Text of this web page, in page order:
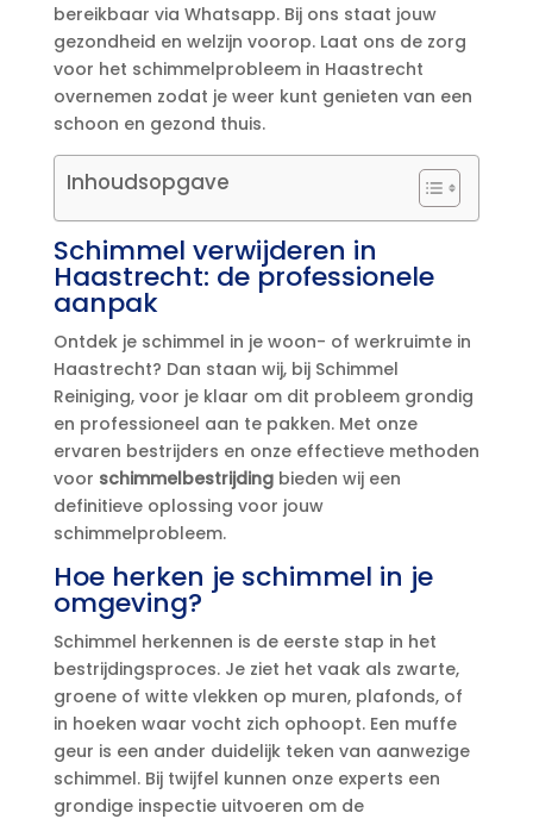
bereikbaar via Whatsapp.​ Bij ons staat jouw
gezondheid en welzijn voorop.​ Laat ons de zorg
voor het schimmelprobleem in Haastrecht
overnemen zodat je weer kunt genieten van een
schoon en gezond thuis.​
Inhoudsopgave
Schimmel verwijderen in
Haastrecht: de professionele
aanpak
Ontdek je schimmel in je woon- of werkruimte in
Haastrecht? Dan staan wij, bij Schimmel
Reiniging, voor je klaar om dit probleem grondig
en professioneel aan te pakken.​ Met onze
ervaren bestrijders en onze effectieve methoden
voor schimmelbestrijdingbieden wij een
definitieve oplossing voor jouw
schimmelprobleem.​
Hoe herken je schimmel in je
omgeving?
Schimmel herkennen is de eerste stap in het
bestrijdingsproces.​ Je ziet het vaak als zwarte,
groene of witte vlekken op muren, plafonds, of
in hoeken waar vocht zich ophoopt.​ Een muffe
geur is een ander duidelijk teken van aanwezige
schimmel.​ Bij twijfel kunnen onze experts een
grondige inspectie uitvoeren om de